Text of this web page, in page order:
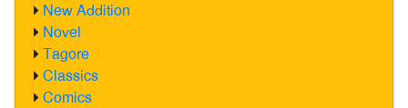
New Addition
Novel
Tagore
Classics
Comics